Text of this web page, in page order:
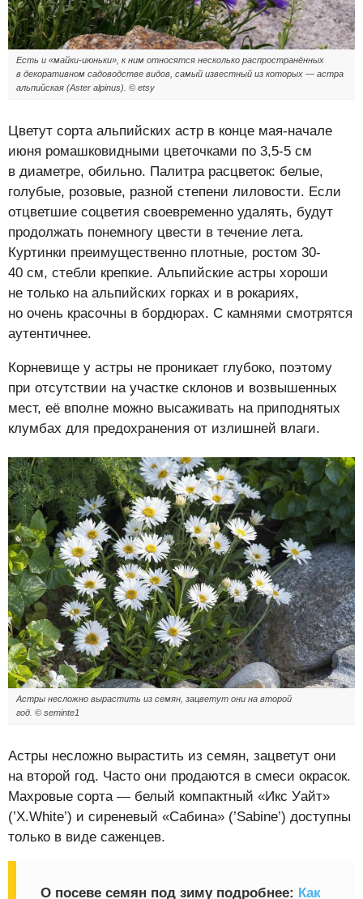
Есть и «майки-июньки», к ним относятся несколько распространённых
в декоративном садоводстве видов, самый известный из которых — астра
альпийская (Aster alpinus). © etsy
Цветут сорта альпийских астр в конце мая-начале
июня ромашковидными цветочками по 3,5-5 см
в диаметре, обильно. Палитра расцветок: белые,
голубые, розовые, разной степени лиловости. Если
отцветшие соцветия своевременно удалять, будут
продолжать понемногу цвести в течение лета.
Куртинки преимущественно плотные, ростом 30-
40 см, стебли крепкие. Альпийские астры хороши
не только на альпийских горках и в рокариях,
но очень красочны в бордюрах. С камнями смотрятся
аутентичнее.
Корневище у астры не проникает глубоко, поэтому
при отсутствии на участке склонов и возвышенных
мест, её вполне можно высаживать на приподнятых
клумбах для предохранения от излишней влаги.
Астры несложно вырастить из семян, зацветут они на второй
год. © seminte1
Астры несложно вырастить из семян, зацветут они
на второй год. Часто они продаются в смеси окрасок.
Махровые сорта — белый компактный «Икс Уайт»
(’X.White’) и сиреневый «Сабина» (’Sabine’) доступны
только в виде саженцев.
О посеве семян под зиму подробнее: Как